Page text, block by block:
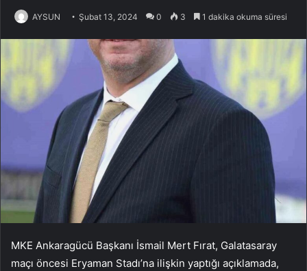
AYSUN Şubat 13, 2024 0 3 1 dakika okuma süresi
MKE Ankaragücü Başkanı İsmail Mert Fırat, Galatasaray
maçı öncesi Eryaman Stadı’na ilişkin yaptığı açıklamada,